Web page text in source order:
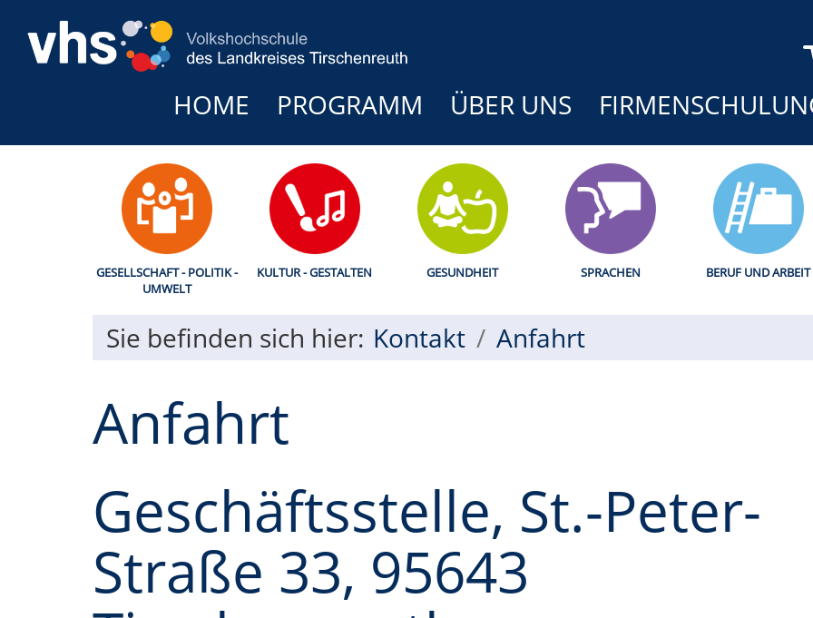
HOME PROGRAMM ÜBER UNS
GESELLSCHAFT - POLITIK -
UMWELT
KULTUR - GESTALTEN GESUNDHEIT SPRACHEN BERUF UND ARBEIT
Sie befinden sich hier: Kontakt Anfahrt
Anfahrt
Geschäftsstelle, St.-Peter-
Straße 33, 95643